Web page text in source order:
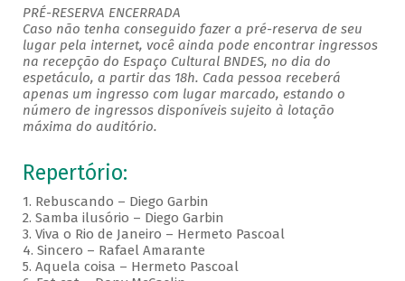
PRÉ-RESERVA ENCERRADA
Caso não tenha conseguido fazer a pré-reserva de seu
lugar pela internet, você ainda pode encontrar ingressos
na recepção do Espaço Cultural BNDES, no dia do
espetáculo, a partir das 18h. Cada pessoa receberá
apenas um ingresso com lugar marcado, estando o
número de ingressos disponíveis sujeito à lotação
máxima do auditório.
Repertório:
1. Rebuscando – Diego Garbin
2. Samba ilusório – Diego Garbin
3. Viva o Rio de Janeiro – Hermeto Pascoal
4. Sincero – Rafael Amarante
5. Aquela coisa – Hermeto Pascoal